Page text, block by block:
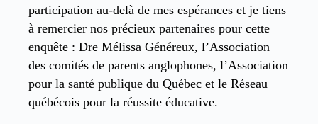
participation au-delà de mes espérances et je tiens
à remercier nos précieux partenaires pour cette
enquête : Dre Mélissa Généreux, l’Association
des comités de parents anglophones, l’Association
pour la santé publique du Québec et le Réseau
québécois pour la réussite éducative.